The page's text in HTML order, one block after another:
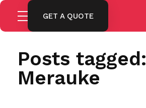
GET A QUOTE
Home
Posts tagged:
Merauke